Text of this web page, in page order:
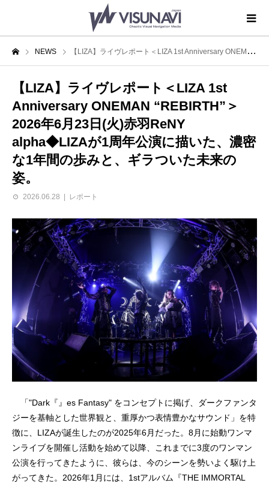
NEWS 【LIZA】ライヴレポート＜LIZA 1st Anniversary ONEMAN “REBIRTH”＞2026年6月23日(火)赤羽ReNY alpha◆LIZAが1周年公演に描いた、濃密な1年間の歩みと、ギラついた未来の姿。
【LIZA】ライヴレポート＜LIZA 1st
Anniversary ONEMAN “REBIRTH”＞
2026年6月23日(火)赤羽ReNY
alpha◆LIZAが1周年公演に描いた、濃密
な1年間の歩みと、ギラついた未来の
姿。
2026.06.28 レポート
「"Dark『』es Fantasy" をコンセプトに掲げ、ダークファンタ
ジーを基軸とした世界観と、重厚かつ表情豊かなサウンド」を特
徴に、LIZAが誕生したのが2025年6月だった。8月に始動ワンマ
ンライブを開催し活動を始めて以降、これまでに3度のワンマン
公演を行ってきたように、彼らは、今のシーンを勢いよく駆け上
がってきた。2026年1月には、1stアルバム『THE IMMORTAL